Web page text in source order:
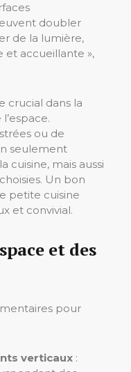
doubler
de la lumière,
et accueillante »,
crucial dans la
ou de
seulement
cuisine, mais aussi
Un bon
petite cuisine
et convivial.
et des
pour
verticaux :